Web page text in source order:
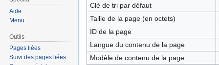
Clé de tri par défaut
Taille de la page (en octets)
ID de la page
Langue du contenu de la page
Modèle de contenu de la page
Aide
Menu
Outils
Pages liées
Suivi des pages liées